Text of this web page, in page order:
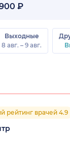
₽
Выходные
8 авг. – 9 авг.
рейтинг врачей 4.9